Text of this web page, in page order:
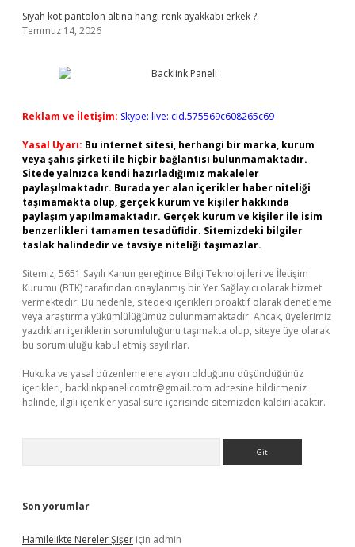
Siyah kot pantolon altına hangi renk ayakkabı erkek ?
Temmuz 14, 2026
Reklam ve İletişim: Skype: live:.cid.575569c608265c69
Yasal Uyarı: Bu internet sitesi, herhangi bir marka, kurum
veya şahıs şirketi ile hiçbir bağlantısı bulunmamaktadır.
Sitede yalnızca kendi hazırladığımız makaleler
paylaşılmaktadır. Burada yer alan içerikler haber niteliği
taşımamakta olup, gerçek kurum ve kişiler hakkında
paylaşım yapılmamaktadır. Gerçek kurum ve kişiler ile isim
benzerlikleri tamamen tesadüfidir. Sitemizdeki bilgiler
taslak halindedir ve tavsiye niteliği taşımazlar.
Sitemiz, 5651 Sayılı Kanun gereğince Bilgi Teknolojileri ve İletişim
Kurumu (BTK) tarafından onaylanmış bir Yer Sağlayıcı olarak hizmet
vermektedir. Bu nedenle, sitedeki içerikleri proaktif olarak denetleme
veya araştırma yükümlülüğümüz bulunmamaktadır. Ancak, üyelerimiz
yazdıkları içeriklerin sorumluluğunu taşımakta olup, siteye üye olarak
bu sorumluluğu kabul etmiş sayılırlar.
Hukuka ve yasal düzenlemelere aykırı olduğunu düşündüğünüz
içerikleri, backlinkpanelicomtr@gmail.com adresine bildirmeniz
halinde, ilgili içerikler yasal süre içerisinde sitemizden kaldırılacaktır.
Son yorumlar
Hamilelikte Nereler Şişer için admin